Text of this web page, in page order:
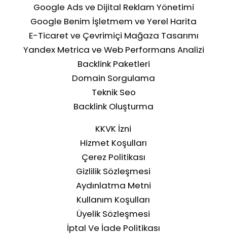
Rakip Analizi ile Pazardaki
Konumunuzu Belirleyin
Google Ads ve Dijital Reklam Yönetimi
Google Benim İşletmem ve Yerel Harita
E-Ticaret ve Çevrimiçi Mağaza Tasarımı
Yandex Metrica ve Web Performans Analizi
Backlink Paketleri
Domain Sorgulama
Teknik Seo
Backlink Oluşturma
KKVK İzni
Hizmet Koşulları
Çerez Politikası
Gizlilik Sözleşmesi
Aydınlatma Metni
Kullanım Koşulları
Üyelik Sözleşmesi
İptal Ve İade Politikası